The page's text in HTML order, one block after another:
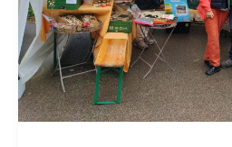
D’ailleurs
et
d’ici